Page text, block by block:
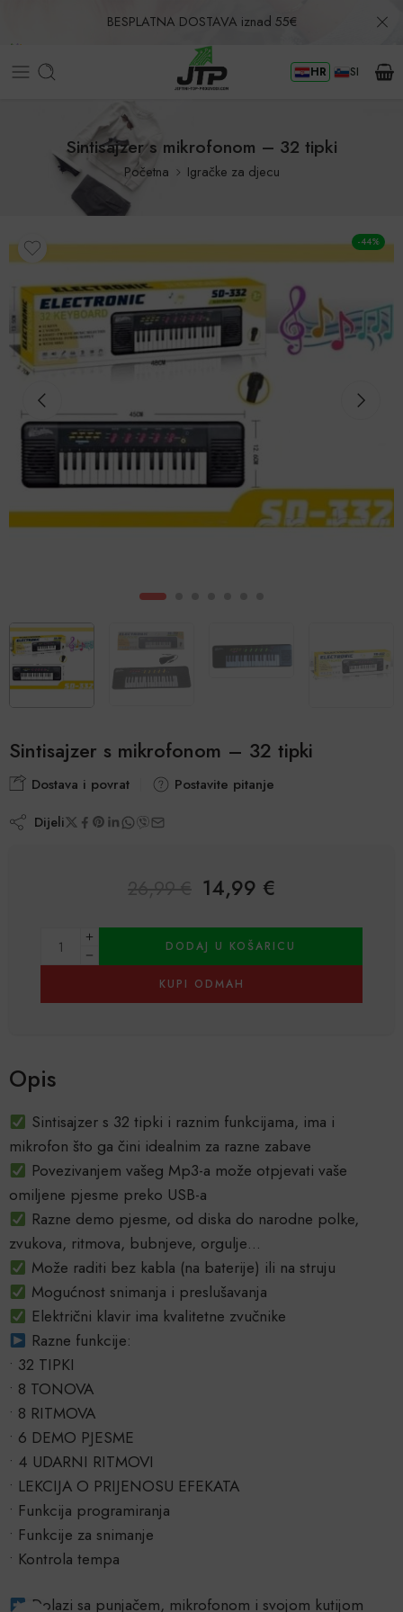
BESPLATNA DOSTAVA iznad 55€
Povrat u roku od 30 dana! HR SI
Sintisajzer s mikrofonom – 32 tipki
Početna Igračke za djecu
-44%
Sintisajzer s mikrofonom – 32 tipki
Dostava i povrat Postavite pitanje
Dijeli
26,99 14,99 €
DODAJ U KOŠARICU
KUPI ODMAH
Alternative:
Opis
Sintisajzer s 32 tipki i raznim funkcijama, ima i
mikrofon što ga čini idealnim za razne zabave
Povezivanjem vašeg Mp3-a može otpjevati vaše
omiljene pjesme preko USB-a
Razne demo pjesme, od diska do narodne polke,
zvukova, ritmova, bubnjeve, orgulje…
Može raditi bez kabla (na baterije) ili na struju
Mogućnost snimanja i preslušavanja
Električni klavir ima kvalitetne zvučnike
Razne funkcije:
• 32 TIPKI
• 8 TONOVA
• 8 RITMOVA
• 6 DEMO PJESME
• 4 UDARNI RITMOVI
• LEKCIJA O PRIJENOSU EFEKATA
• Funkcija programiranja
• Funkcije za snimanje
• Kontrola tempa
Dolazi sa punjačem, mikrofonom i svojom kutijom